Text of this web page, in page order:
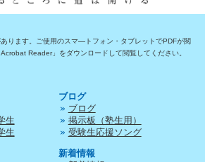
ります。ご使用のスマ―トフォン・タブレットでPDFが閲
Reader」をダウンロードして閲覧してください。
生
生
ブログ
ブログ
掲示板（塾生用）
受験生応援ソング
新着情報